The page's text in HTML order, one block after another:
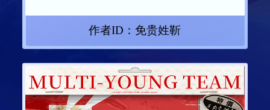
作者ID： 免贵姓靳